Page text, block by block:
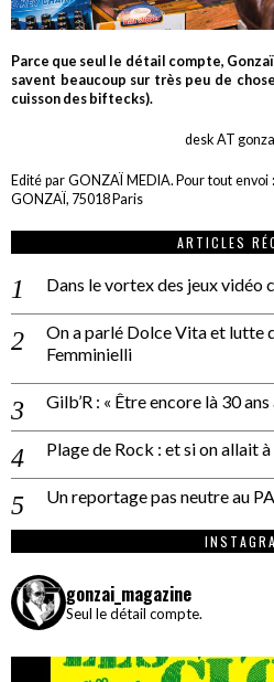
Parce que seul le détail compte,
savent beaucoup sur très peu de
cuisson des biftecks).
desk AT
Edité par GONZAÏ MEDIA. Pour tout
GONZAÏ, 75018 Paris
ARTICLES
Dans le vortex des jeux vidéo
On a parlé Dolce Vita et lutte
Femminielli
Gilb’R : « Être encore là 30
Plage de Rock : et si on allait à
Un reportage pas neutre au
gonzai_magazine
Seul le détail compte.